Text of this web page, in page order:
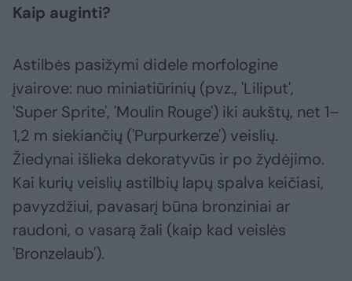
Kaip auginti?
Astilbės pasižymi didele morfologine
įvairove: nuo miniatiūrinių (pvz., 'Liliput',
'Super Sprite', 'Moulin Rouge') iki aukštų, net 1–
1,2 m siekiančių ('Purpurkerze') veislių.
Žiedynai išlieka dekoratyvūs ir po žydėjimo.
Kai kurių veislių astilbių lapų spalva keičiasi,
pavyzdžiui, pavasarį būna bronziniai ar
raudoni, o vasarą žali (kaip kad veislės
'Bronzelaub').